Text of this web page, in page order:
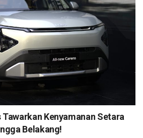
Tawarkan Kenyamanan Setara
Belakang!